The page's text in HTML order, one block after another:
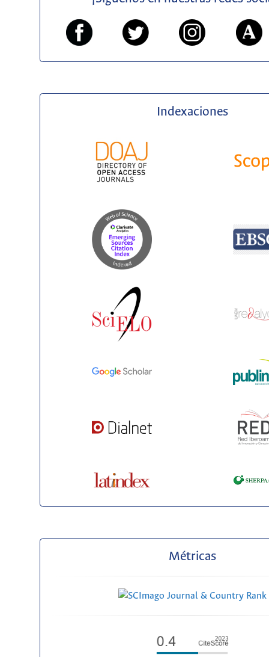
Indexaciones
Métricas